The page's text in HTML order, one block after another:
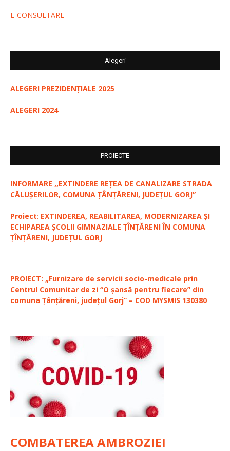
E-CONSULTARE
Alegeri
ALEGERI PREZIDENȚIALE 2025
ALEGERI 2024
PROIECTE
INFORMARE ,,EXTINDERE REȚEA DE CANALIZARE STRADA
CĂLUȘERILOR, COMUNA ȚÂNȚĂRENI, JUDEȚUL GORJ”
Proiect: EXTINDEREA, REABILITAREA, MODERNIZAREA ȘI
ECHIPAREA ȘCOLII GIMNAZIALE ȚÎNȚĂRENI ÎN COMUNA
ȚÎNȚĂRENI, JUDEȚUL GORJ
PROIECT: „Furnizare de servicii socio-medicale prin
Centrul Comunitar de zi “O șansă pentru fiecare” din
comuna Țânțăreni, județul Gorj” – COD MYSMIS 130380
COMBATEREA AMBROZIEI